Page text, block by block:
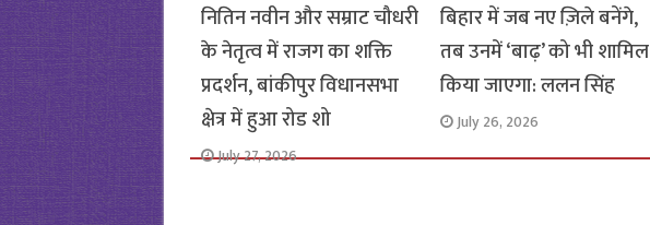
नितिन नवीन और सम्राट चौधरी
के नेतृत्व में राजग का शक्ति
प्रदर्शन, बांकीपुर विधानसभा
क्षेत्र में हुआ रोड शो
July 27, 2026
बिहार में जब नए ज़िले बनेंगे,
तब उनमें ‘बाढ़’ को भी शामिल
किया जाएगा: ललन सिंह
July 26, 2026